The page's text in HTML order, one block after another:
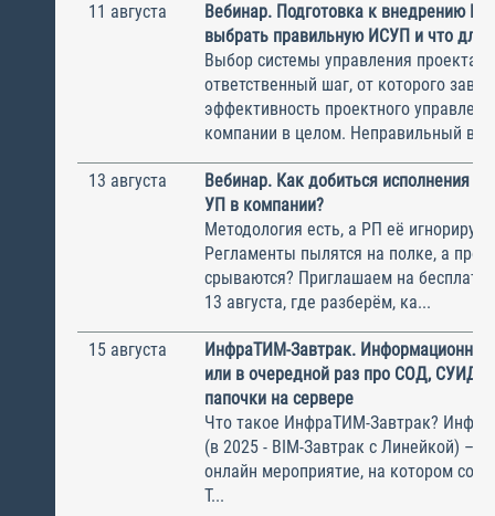
11 августа
Вебинар. Подготовка к внедрению
выбрать правильную ИСУП и что для
Выбор системы управления
ответственный шаг, от которого
эффективность проектного
компании в целом. Неправильный
13 августа
Вебинар. Как добиться исполнения
УП в компании?
Методология есть, а РП её
Регламенты пылятся на полке, а
срываются? Приглашаем на
13 августа, где разберём, ка...
15 августа
ИнфраТИМ-Завтрак.
или в очередной раз про СОД, СУИД и
папочки на сервере
Что такое ИнфраТИМ-Завтрак?
(в 2025 - BIM-Завтрак с Линейкой) –
онлайн мероприятие, на котором
Т...